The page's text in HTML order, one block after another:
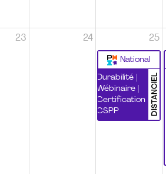
23 24 25
National
DISTANCIEL
Durabilité |
Wébinaire |
Certification
CSPP